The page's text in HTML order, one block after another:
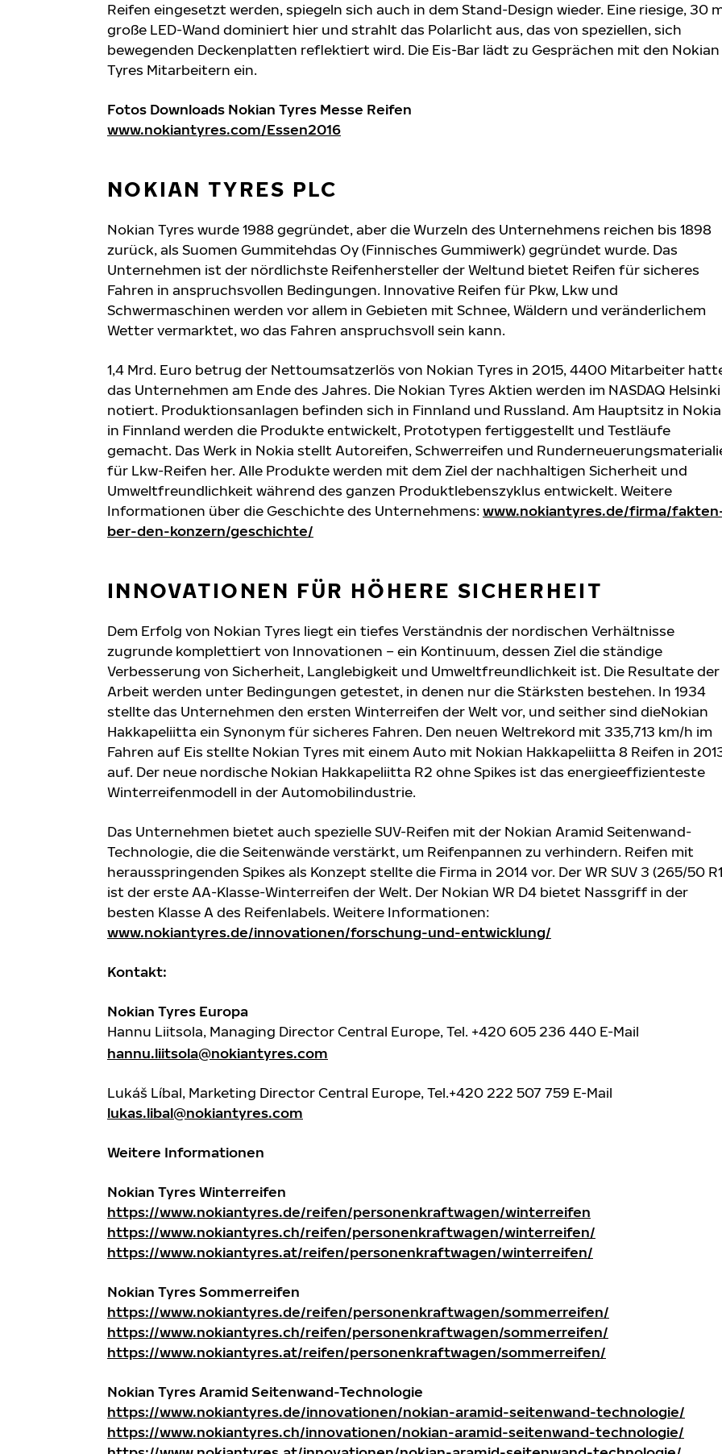
Reifen eingesetzt werden, spiegeln sich auch in dem Stand-Design wieder. Eine riesige, 30
große LED-Wand dominiert hier und strahlt das Polarlicht aus, das von speziellen, sich
bewegenden Deckenplatten reflektiert wird. Die Eis-Bar lädt zu Gesprächen mit den Nokian
Tyres Mitarbeitern ein.
Fotos Downloads Nokian Tyres Messe Reifen
www.nokiantyres.com/Essen2016
NOKIAN TYRES PLC
Nokian Tyres wurde 1988 gegründet, aber die Wurzeln des Unternehmens reichen bis 1898
zurück, als Suomen Gummitehdas Oy (Finnisches Gummiwerk) gegründet wurde. Das
Unternehmen ist der nördlichste Reifenhersteller der Weltund bietet Reifen für sicheres
Fahren in anspruchsvollen Bedingungen. Innovative Reifen für Pkw, Lkw und
Schwermaschinen werden vor allem in Gebieten mit Schnee, Wäldern und veränderlichem
Wetter vermarktet, wo das Fahren anspruchsvoll sein kann.
1,4 Mrd. Euro betrug der Nettoumsatzerlös von Nokian Tyres in 2015, 4400 Mitarbeiter
das Unternehmen am Ende des Jahres. Die Nokian Tyres Aktien werden im NASDAQ Helsinki
notiert. Produktionsanlagen befinden sich in Finnland und Russland. Am Hauptsitz in Nokia
in Finnland werden die Produkte entwickelt, Prototypen fertiggestellt und Testläufe
gemacht. Das Werk in Nokia stellt Autoreifen, Schwerreifen und
für Lkw-Reifen her. Alle Produkte werden mit dem Ziel der nachhaltigen Sicherheit und
Umweltfreundlichkeit während des ganzen Produktlebenszyklus entwickelt. Weitere
Informationen über die Geschichte des Unternehmens:www.nokiantyres.de/firma/
ber-den-konzern/geschichte/
INNOVATIONEN FÜR HÖHERE SICHERHEIT
Dem Erfolg von Nokian Tyres liegt ein tiefes Verständnis der nordischen Verhältnisse
zugrunde komplettiert von Innovationen – ein Kontinuum, dessen Ziel die ständige
Verbesserung von Sicherheit, Langlebigkeit und Umweltfreundlichkeit ist. Die Resultate der
Arbeit werden unter Bedingungen getestet, in denen nur die Stärksten bestehen. In 1934
stellte das Unternehmen den ersten Winterreifen der Welt vor, und seither sind dieNokian
Hakkapeliitta ein Synonym für sicheres Fahren. Den neuen Weltrekord mit 335,713 km/h im
Fahren auf Eis stellte Nokian Tyres mit einem Auto mit Nokian Hakkapeliitta 8 Reifen in
auf. Der neue nordische Nokian Hakkapeliitta R2 ohne Spikes ist das energieeffizienteste
Winterreifenmodell in der Automobilindustrie.
Das Unternehmen bietet auch spezielle SUV-Reifen mit der Nokian Aramid Seitenwand-
Technologie, die die Seitenwände verstärkt, um Reifenpannen zu verhindern. Reifen mit
herausspringenden Spikes als Konzept stellte die Firma in 2014 vor. Der WR SUV 3 (265/50
ist der erste AA-Klasse-Winterreifen der Welt. Der Nokian WR D4 bietet Nassgriff in der
besten Klasse A des Reifenlabels. Weitere Informationen:
www.nokiantyres.de/innovationen/forschung-und-entwicklung/
Kontakt:
Nokian Tyres Europa
Hannu Liitsola, Managing Director Central Europe, Tel. +420 605 236 440 E-Mail
hannu.liitsola@nokiantyres.com
Lukáš Líbal, Marketing Director Central Europe, Tel.+420 222 507 759 E-Mail
lukas.libal@nokiantyres.com
Weitere Informationen
Nokian Tyres Winterreifen
https://www.nokiantyres.de/reifen/personenkraftwagen/winterreifen
https://www.nokiantyres.ch/reifen/personenkraftwagen/winterreifen/
https://www.nokiantyres.at/reifen/personenkraftwagen/winterreifen/
Nokian Tyres Sommerreifen
https://www.nokiantyres.de/reifen/personenkraftwagen/sommerreifen/
https://www.nokiantyres.ch/reifen/personenkraftwagen/sommerreifen/
https://www.nokiantyres.at/reifen/personenkraftwagen/sommerreifen/
Nokian Tyres Aramid Seitenwand-Technologie
https://www.nokiantyres.de/innovationen/nokian-aramid-seitenwand-technologie/
https://www.nokiantyres.ch/innovationen/nokian-aramid-seitenwand-technologie/